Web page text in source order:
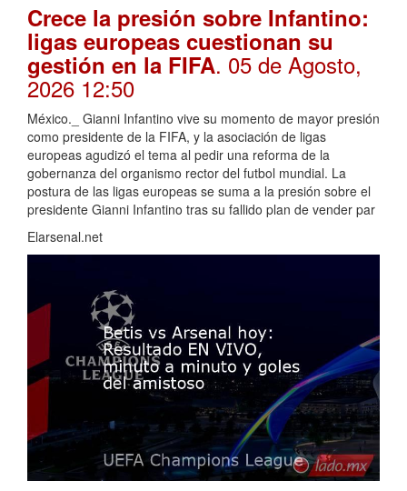
Crece la presión sobre Infantino:
ligas europeas cuestionan su
gestión en la FIFA. 05 de Agosto,
2026 12:50
México._ Gianni Infantino vive su momento de mayor presión
como presidente de la FIFA, y la asociación de ligas
europeas agudizó el tema al pedir una reforma de la
gobernanza del organismo rector del futbol mundial. La
postura de las ligas europeas se suma a la presión sobre el
presidente Gianni Infantino tras su fallido plan de vender par
Elarsenal.net